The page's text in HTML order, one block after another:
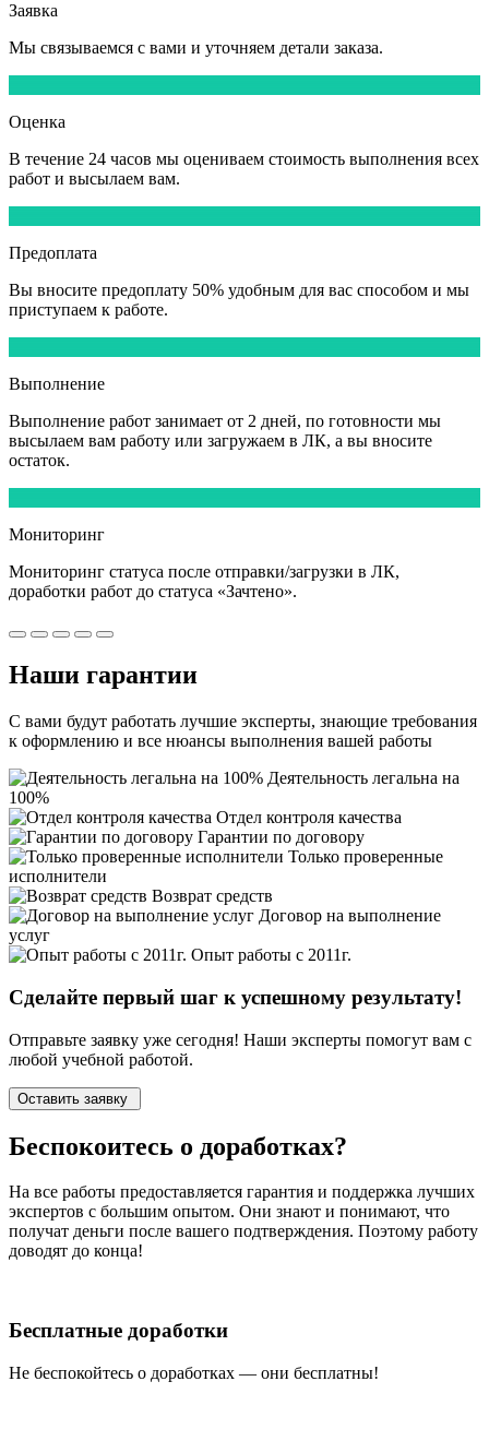
Заявка
Мы связываемся с вами и уточняем детали заказа.
Оценка
В течение 24 часов мы оцениваем стоимость выполнения всех
работ и высылаем вам.
Предоплата
Вы вносите предоплату 50% удобным для вас способом и мы
приступаем к работе.
Выполнение
Выполнение работ занимает от 2 дней, по готовности мы
высылаем вам работу или загружаем в ЛК, а вы вносите
остаток.
Мониторинг
Мониторинг статуса после отправки/загрузки в ЛК,
доработки работ до статуса «Зачтено».
Наши гарантии
С вами будут работать лучшие эксперты, знающие требования
к оформлению и все нюансы выполнения вашей работы
Деятельность легальна на
100%
Отдел контроля качества
Гарантии по договору
Только проверенные
исполнители
Возврат средств
Договор на выполнение
услуг
Опыт работы с 2011г.
Сделайте первый шаг к успешному результату!
Отправьте заявку уже сегодня! Наши эксперты помогут вам с
любой учебной работой.
Оставить заявку
Беспокоитесь о доработках?
На все работы предоставляется гарантия и поддержка лучших
экспертов с большим опытом. Они знают и понимают, что
получат деньги после вашего подтверждения. Поэтому работу
доводят до конца!
Бесплатные доработки
Не беспокойтесь о доработках — они бесплатны!